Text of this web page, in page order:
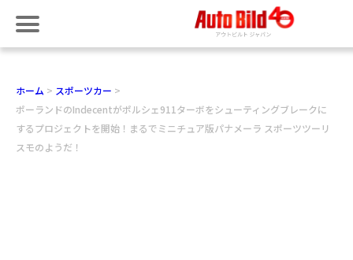
ホーム
スポーツカー
ポーランドのIndecentがポルシェ911ターボをシューティングブレークに
するプロジェクトを開始！まるでミニチュア版パナメーラ スポーツツーリ
スモのようだ！